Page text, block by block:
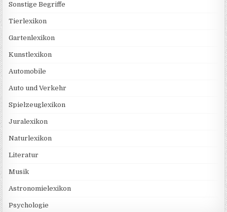
Sonstige Begriffe
Tierlexikon
Gartenlexikon
Kunstlexikon
Automobile
Auto und Verkehr
Spielzeuglexikon
Juralexikon
Naturlexikon
Literatur
Musik
Astronomielexikon
Psychologie